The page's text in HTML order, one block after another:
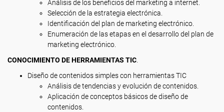
Análisis de los beneficios del marketing a internet.
Selección de la estrategia electrónica.
Identificación del plan de marketing electrónico.
Enumeración de las etapas en el desarrollo del plan de
marketing electrónico.
CONOCIMIENTO DE HERRAMIENTAS TIC
Diseño de contenidos simples con herramientas TIC
Análisis de tendencias y evolución de contenidos.
Aplicación de conceptos básicos de diseño de
contenidos.